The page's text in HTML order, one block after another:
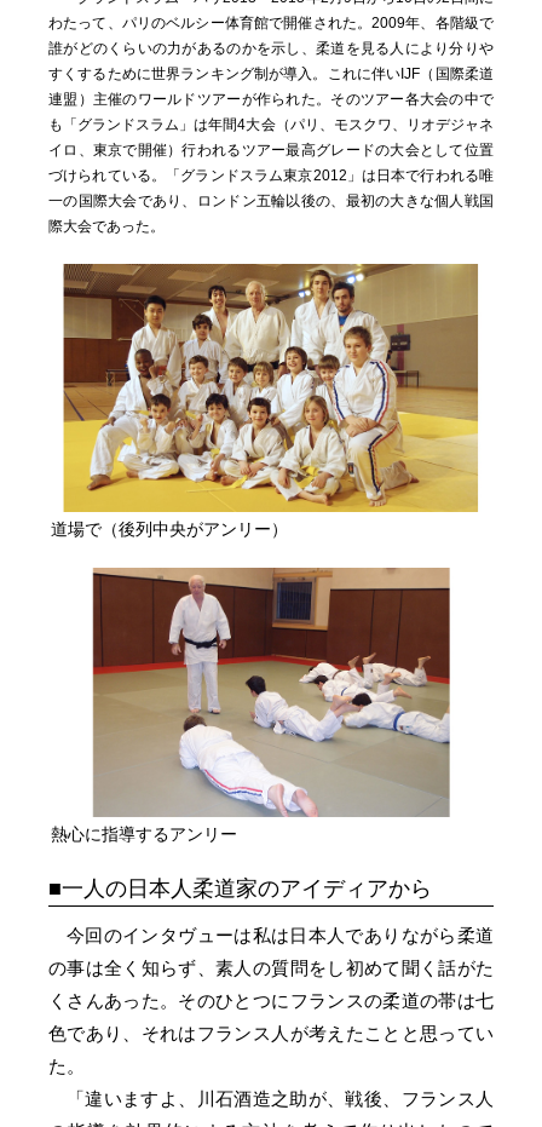
わたって、パリのベルシー体育館で開催された。2009年、各階級で
誰がどのくらいの力があるのかを示し、柔道を見る人により分りや
すくするために世界ランキング制が導入。これに伴いIJF（国際柔道
連盟）主催のワールドツアーが作られた。そのツアー各大会の中で
も「グランドスラム」は年間4大会（パリ、モスクワ、リオデジャネ
イロ、東京で開催）行われるツアー最高グレードの大会として位置
づけられている。「グランドスラム東京2012」は日本で行われる唯
一の国際大会であり、ロンドン五輪以後の、最初の大きな個人戦国
際大会であった。
道場で（後列中央がアンリー）
熱心に指導するアンリー
一人の日本人柔道家のアイディアから
今回のインタヴューは私は日本人でありながら柔道
の事は全く知らず、素人の質問をし初めて聞く話がた
くさんあった。そのひとつにフランスの柔道の帯は七
色であり、それはフランス人が考えたことと思ってい
た。
「違いますよ、川石酒造之助が、戦後、フランス人